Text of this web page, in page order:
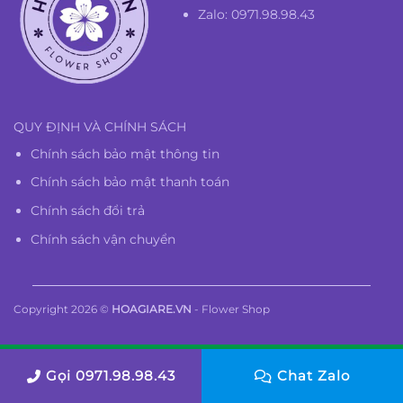
Zalo: 0971.98.98.43
QUY ĐỊNH VÀ CHÍNH SÁCH
Chính sách bảo mật thông tin
Chính sách bảo mật thanh toán
Chính sách đổi trả
Chính sách vận chuyển
Copyright 2026 © HOAGIARE.VN - Flower Shop
Gọi 0971.98.98.43 Chat Zalo